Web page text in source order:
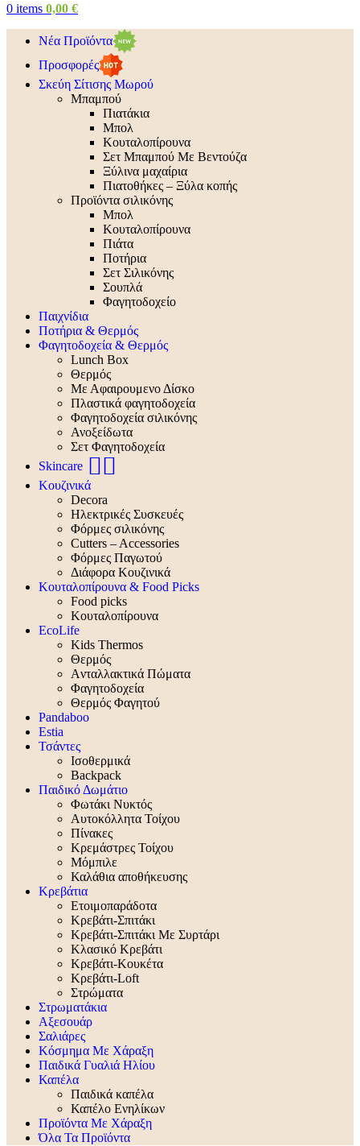
0 items 0,00 €
Νέα Προϊόντα
Προσφορές
Σκεύη Σίτισης Μωρού
Μπαμπού
Πιατάκια
Μπολ
Κουταλοπίρουνα
Σετ Μπαμπού Με Βεντούζα
Ξύλινα μαχαίρια
Πιατοθήκες – Ξύλα κοπής
Προϊόντα σιλικόνης
Μπολ
Κουταλοπίρουνα
Πιάτα
Ποτήρια
Σετ Σιλικόνης
Σουπλά
Φαγητοδοχείο
Παιχνίδια
Ποτήρια & Θερμός
Φαγητοδοχεία & Θερμός
Lunch Box
Θερμός
Με Αφαιρουμενο Δίσκο
Πλαστικά φαγητοδοχεία
Φαγητοδοχεία σιλικόνης
Ανοξείδωτα
Σετ Φαγητοδοχεία
Skincare 🧖‍♀️
Κουζινικά
Decora
Ηλεκτρικές Συσκευές
Φόρμες σιλικόνης
Cutters – Accessories
Φόρμες Παγωτού
Διάφορα Κουζινικά
Κουταλοπίρουνα & Food Picks
Food picks
Κουταλοπίρουνα
EcoLife
Kids Thermos
Θερμός
Aνταλλακτικά Πώματα
Φαγητοδοχεία
Θερμός Φαγητού
Pandaboo
Estia
Τσάντες
Ισοθερμικά
Backpack
Παιδικό Δωμάτιο
Φωτάκι Νυκτός
Αυτοκόλλητα Τοίχου
Πίνακες
Κρεμάστρες Τοίχου
Μόμπιλε
Καλάθια αποθήκευσης
Κρεβάτια
Ετοιμοπαράδοτα
Κρεβάτι-Σπιτάκι
Κρεβάτι-Σπιτάκι Με Συρτάρι
Κλασικό Κρεβάτι
Κρεβάτι-Κουκέτα
Κρεβάτι-Loft
Στρώματα
Στρωματάκια
Αξεσουάρ
Σαλιάρες
Κόσμημα Με Χάραξη
Παιδικά Γυαλιά Ηλίου
Καπέλα
Παιδικά καπέλα
Καπέλο Ενηλίκων
Προϊόντα Με Χάραξη
Όλα Τα Προϊόντα